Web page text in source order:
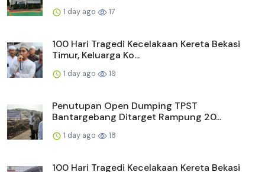
1 day ago 17
100 Hari Tragedi Kecelakaan Kereta Bekasi
Timur, Keluarga Ko...
1 day ago 19
Penutupan Open Dumping TPST
Bantargebang Ditarget Rampung 20...
1 day ago 18
100 Hari Tragedi Kecelakaan Kereta Bekasi